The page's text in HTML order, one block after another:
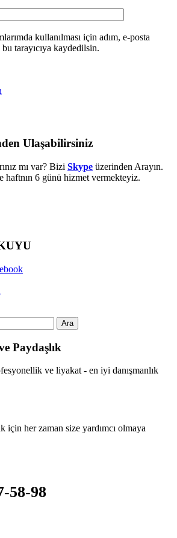
kullanılması için adım, e-posta
tarayıcıya kaydedilsin.
Ulaşabilirsiniz
mı var? Bizi Skype üzerinden Arayın.
haftnın 6 günü hizmet vermekteyiz.
Paydaşlık
ve liyakat - en iyi danışmanlık
için her zaman size yardımcı olmaya
58-98